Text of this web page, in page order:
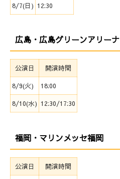
8/7(日) 12:30
広島・広島グリーンアリーナ
公演日 開演時間
8/9(火) 18:00
8/10(水) 12:30/17:30
福岡・マリンメッセ福岡
公演日 開演時間